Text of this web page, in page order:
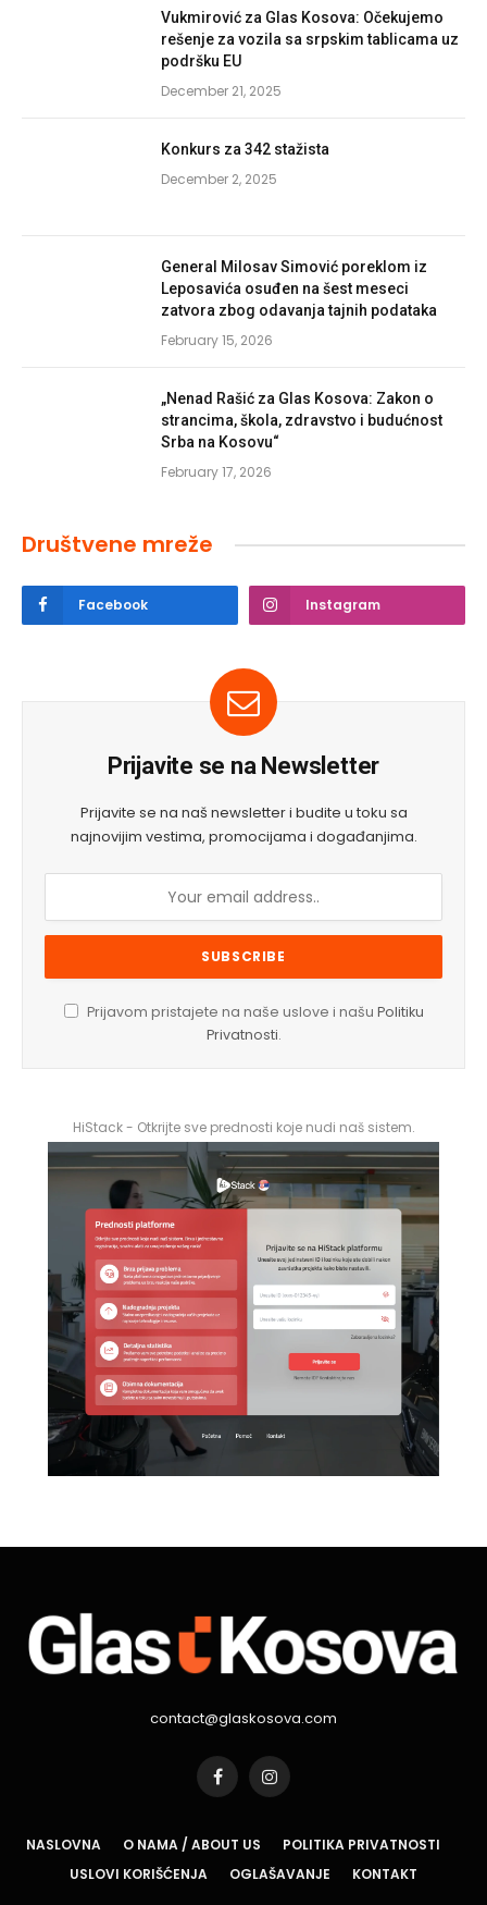
Vukmirović za Glas Kosova: Očekujemo
rešenje za vozila sa srpskim tablicama uz
podršku EU
December 21, 2025
Konkurs za 342 stažista
December 2, 2025
General Milosav Simović poreklom iz
Leposavića osuđen na šest meseci
zatvora zbog odavanja tajnih podataka
February 15, 2026
„Nenad Rašić za Glas Kosova: Zakon o
strancima, škola, zdravstvo i budućnost
Srba na Kosovu“
February 17, 2026
Društvene mreže
Facebook Instagram
Prijavite se na Newsletter
Prijavite se na naš newsletter i budite u toku sa
najnovijim vestima, promocijama i događanjima.
Prijavom pristajete na naše uslove i našu Politiku
Privatnosti.
HiStack - Otkrijte sve prednosti koje nudi naš sistem.
contact@glaskosova.com
FacebookInstagram
NASLOVNA O NAMA / ABOUT US
POLITIKA PRIVATNOSTI
USLOVI KORIŠĆENJA
OGLAŠAVANJE KONTAKT